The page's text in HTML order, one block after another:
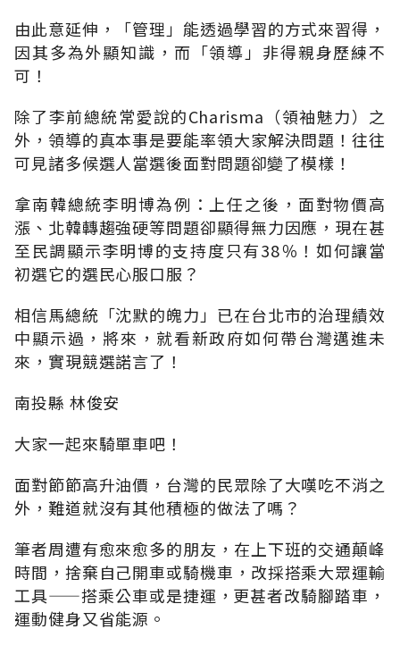
由此意延伸，「管理」能透過學習的方式來習得，
因其多為外顯知識，而「領導」非得親身歷練不
可！
除了李前總統常愛說的Charisma（領袖魅力）之
外，領導的真本事是要能率領大家解決問題！往往
可見諸多候選人當選後面對問題卻變了模樣！
拿南韓總統李明博為例：上任之後，面對物價高
漲、北韓轉趨強硬等問題卻顯得無力因應，現在甚
至民調顯示李明博的支持度只有38％！如何讓當
初選它的選民心服口服？
相信馬總統「沈默的魄力」已在台北市的治理績效
中顯示過，將來，就看新政府如何帶台灣邁進未
來，實現競選諾言了！
南投縣 林俊安
大家一起來騎單車吧！
面對節節高升油價，台灣的民眾除了大嘆吃不消之
外，難道就沒有其他積極的做法了嗎？
筆者周遭有愈來愈多的朋友，在上下班的交通顛峰
時間，捨棄自己開車或騎機車，改採搭乘大眾運輸
工具——搭乘公車或是捷運，更甚者改騎腳踏車，
運動健身又省能源。